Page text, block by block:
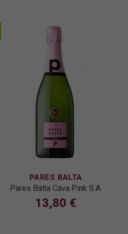
PARES BALTA
Pares Balta Cava Pink S.A.
13,80 €